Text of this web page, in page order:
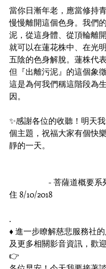
當你日漸年老，應當修持
慢慢離開這個色身。我們
泥，從這身體、從頂輪離
就可以在蓮花株中、在光
五陰的色身解脫。蓮株代
但『出離污泥』的這個象
這是為何我們稱這階段為
因。
✨感謝各位的收聽！明天
個主題，祝福大家有個快
靜的一天。
- 菩薩道概要系
住 8/10/2018
.
♦️ 進一步瞭解慈悲服務社的
及更多相關影音資訊，歡
👉